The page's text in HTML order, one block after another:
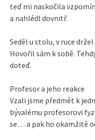
teď mi naskočila
a nahlédl dovnitř.
Seděl u stolu, v ruce
Hovořil sám k sobě.
doteď.
Profesor a jeho reakce
Vzali jsme předmět k
bývalému profesorovi
se… a pak ho okamžitě